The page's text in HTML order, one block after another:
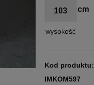
103
wysokość
Kod produktu:
IMKOM597